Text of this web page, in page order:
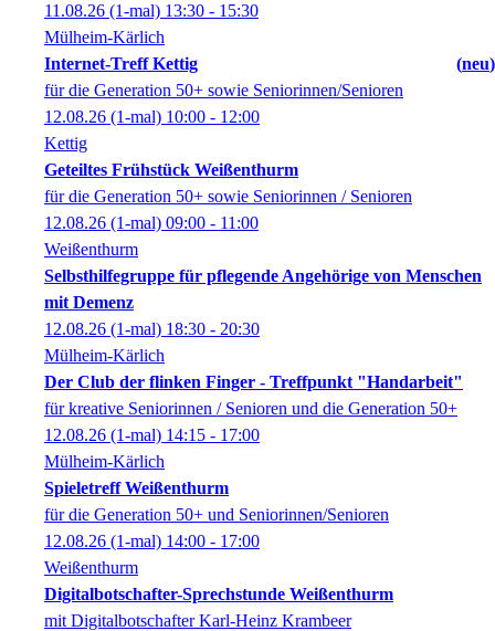
11.08.26 (1-mal) 13:30 - 15:30
Mülheim-Kärlich
Internet-Treff Kettig
neu
für die Generation 50+ sowie Seniorinnen/Senioren
12.08.26 (1-mal) 10:00 - 12:00
Kettig
Geteiltes Frühstück Weißenthurm
für die Generation 50+ sowie Seniorinnen / Senioren
12.08.26 (1-mal) 09:00 - 11:00
Weißenthurm
Selbsthilfegruppe für pflegende Angehörige von Menschen
mit Demenz
12.08.26 (1-mal) 18:30 - 20:30
Mülheim-Kärlich
Der Club der flinken Finger - Treffpunkt "Handarbeit"
für kreative Seniorinnen / Senioren und die Generation 50+
12.08.26 (1-mal) 14:15 - 17:00
Mülheim-Kärlich
Spieletreff Weißenthurm
für die Generation 50+ und Seniorinnen/Senioren
12.08.26 (1-mal) 14:00 - 17:00
Weißenthurm
Digitalbotschafter-Sprechstunde Weißenthurm
mit Digitalbotschafter Karl-Heinz Krambeer